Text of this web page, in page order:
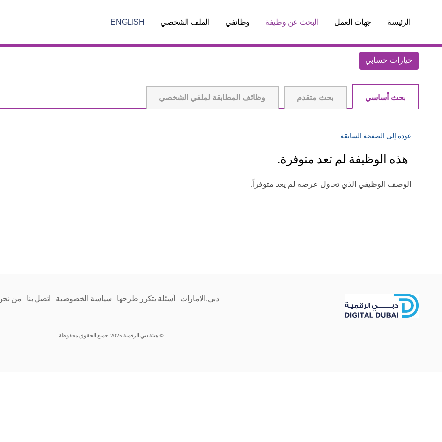
الرئيسة جهات العمل البحث عن وظيفة وظائفي الملف الشخصي ENGLISH
خيارات حسابي
بحث أساسي بحث متقدم وظائف المطابقة لملفي الشخصي
عودة إلى الصفحة السابقة
هذه الوظيفة لم تعد متوفرة.
الوصف الوظيفي الذي تحاول عرضه لم يعد متوفراً.
من اتصل بنا سياسة الخصوصية أسئلة يتكرر طرحها دبي.الامارات
© هيئة دبي الرقمية 2025. جميع الحقوق محفوظة.